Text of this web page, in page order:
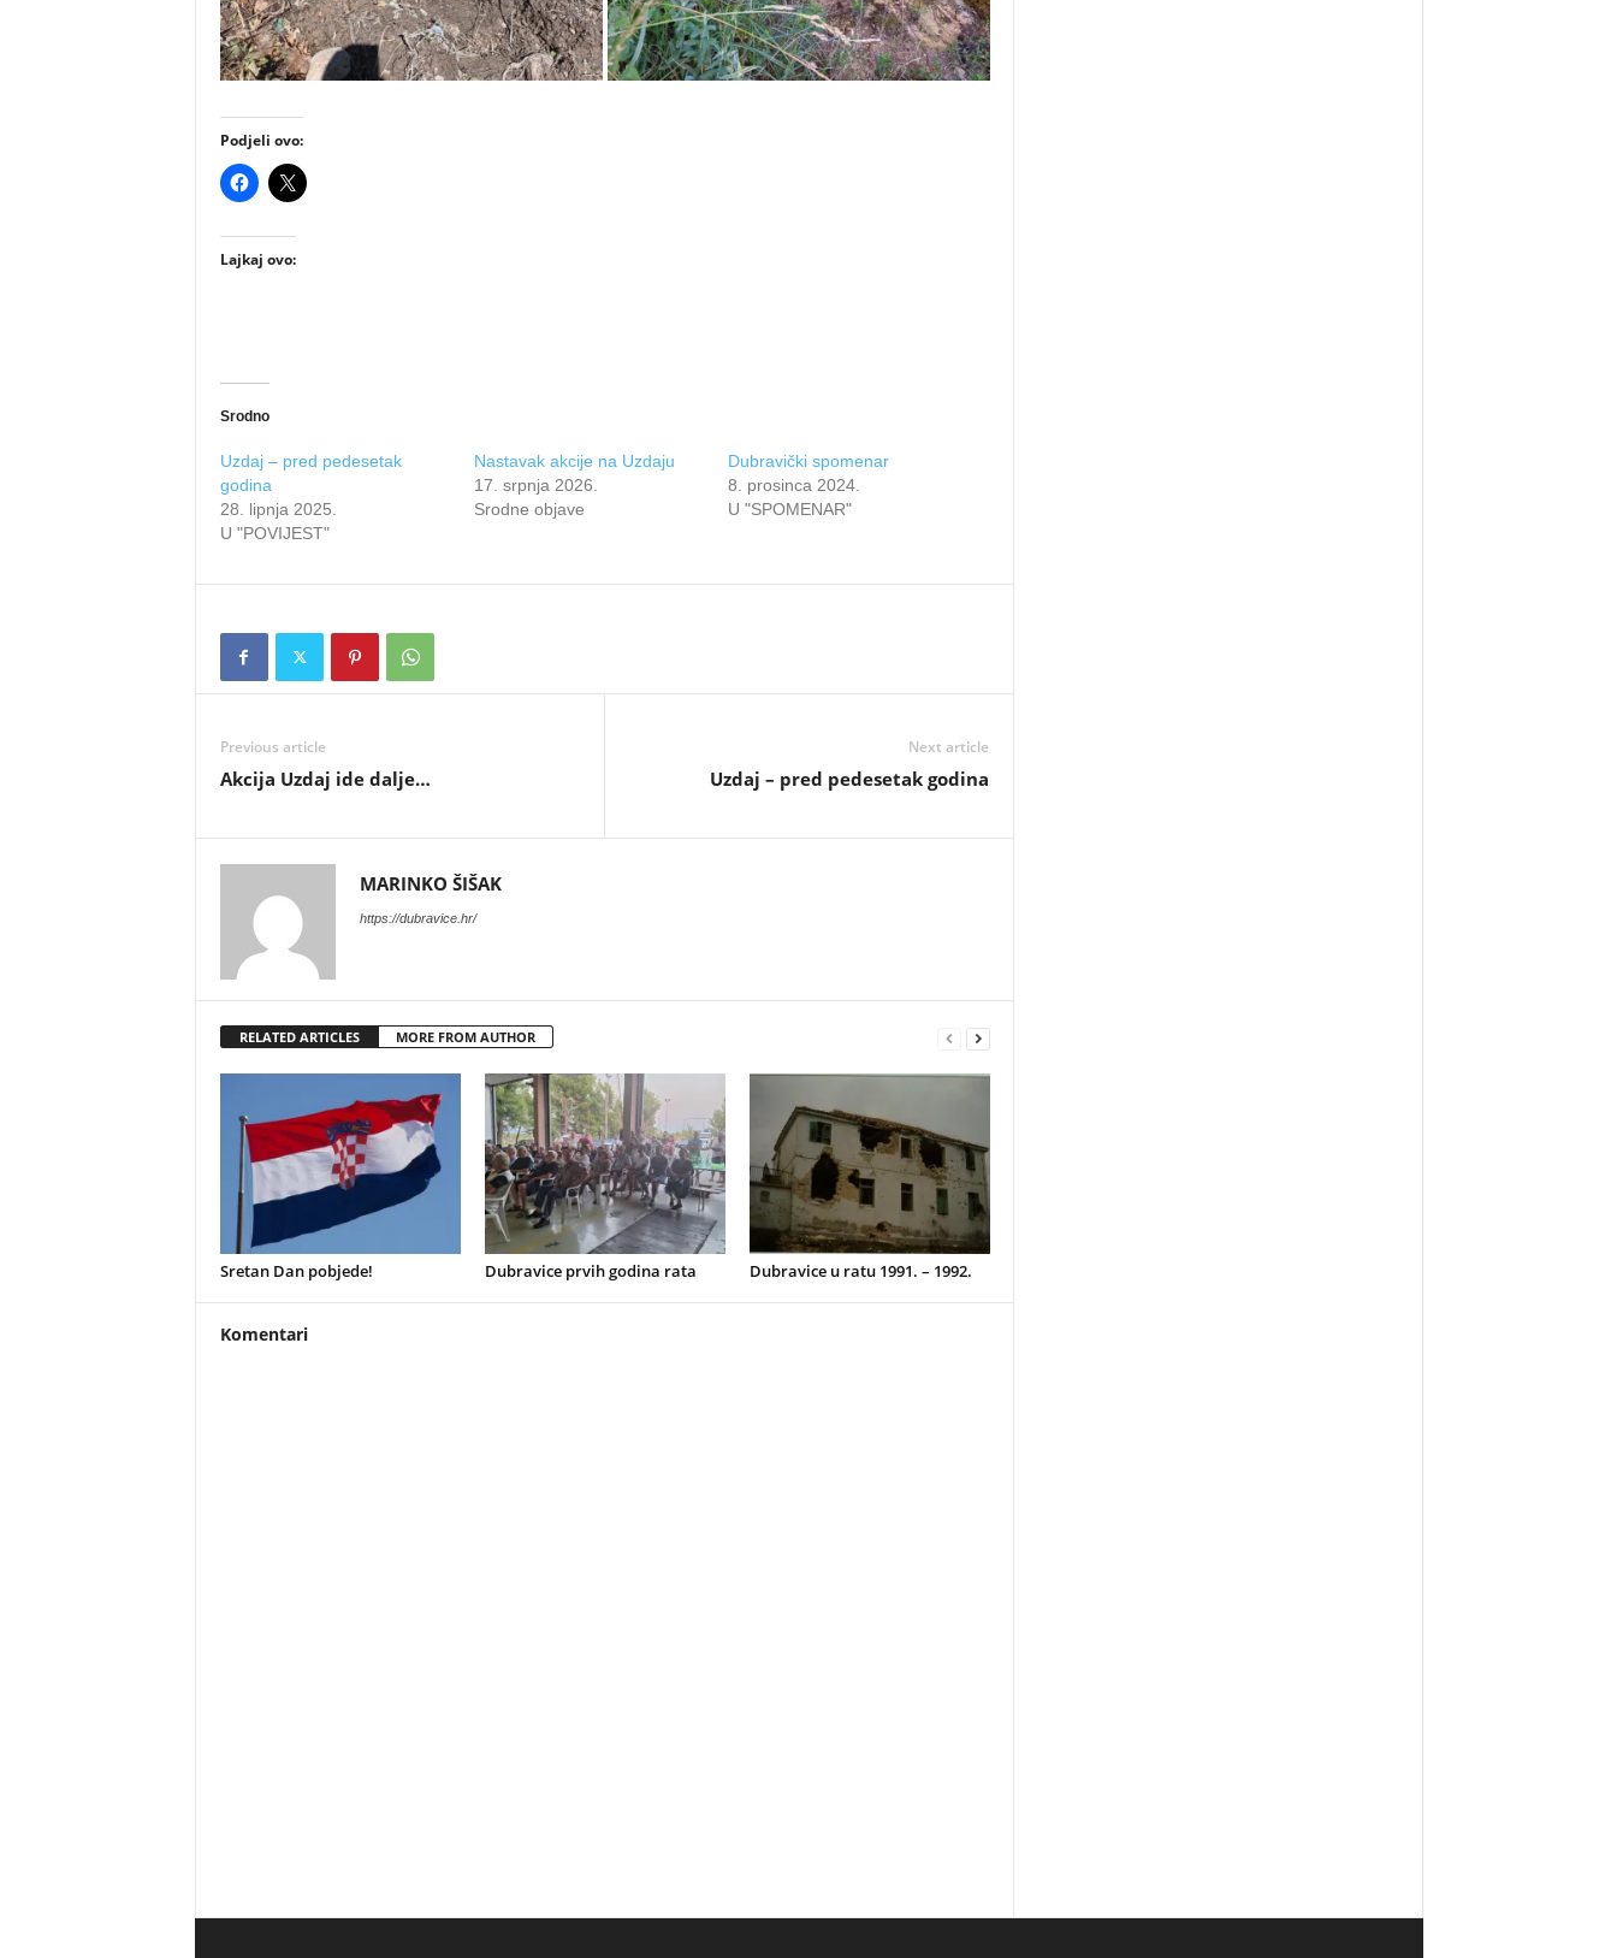
Podjeli ovo:
Lajkaj ovo:
Srodno
Uzdaj – pred pedesetak
godina
28. lipnja 2025.
U "POVIJEST"
Nastavak akcije na Uzdaju
17. srpnja 2026.
Srodne objave
Dubravički spomenar
8. prosinca 2024.
U "SPOMENAR"
Previous article
Akcija Uzdaj ide dalje…
Next article
Uzdaj – pred pedesetak godina
MARINKO ŠIŠAK
https://dubravice.hr/
RELATED ARTICLES MORE FROM AUTHOR
Sretan Dan pobjede! Dubravice prvih godina rata Dubravice u ratu 1991. – 1992.
Komentari